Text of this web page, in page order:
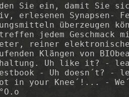
Sie ein, damit Sie
erlesenen Synapsen-
überzeugen
treffen jedem Geschmack
reiner
Klängen von
Uh like it? -
- Uh doesn´t? -
in your Knee´!... -